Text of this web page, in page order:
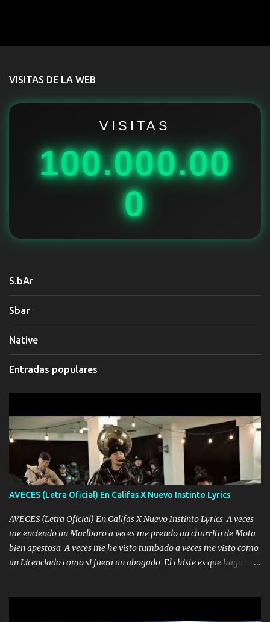
t
r
VISITAS DE LA WEB
VISITAS
100.000.00
0
S.bAr
Sbar
Native
Entradas populares
AVECES (Letra Oficial) En Califas X Nuevo Instinto Lyrics
AVECES (Letra Oficial) En Califas X Nuevo Instinto Lyrics A veces
me enciendo un Marlboro a veces me prendo un churrito de Mota
bien apestosa A veces me he visto tumbado a veces me visto como
un Licenciado como si fuera un abogado El chiste es que hago lo